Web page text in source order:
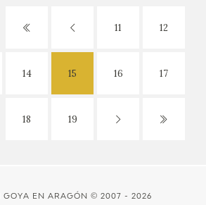
11 12
14 15 16 17
18 19
GOYA EN ARAGÓN © 2007 - 2026